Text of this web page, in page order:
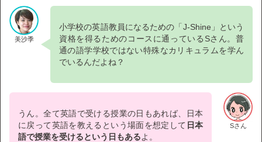
美沙季
小学校の英語教員になるための「J-Shine」という
資格を得るためのコースに通っているSさん。普
通の語学学校ではない特殊なカリキュラムを学ん
でいるんだよね？
Sさん
うん。全て英語で受ける授業の日もあれば、日本
に戻って英語を教えるという場面を想定して 日本
語で授業を受けるという日もあるよ。